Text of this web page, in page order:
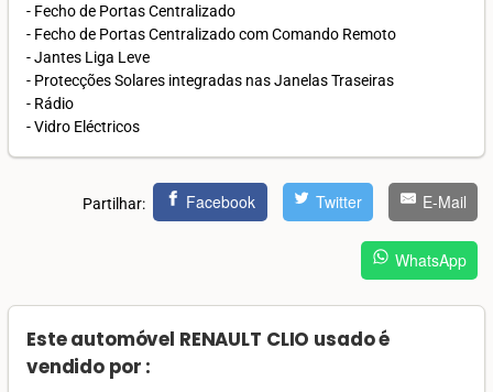
- Fecho de Portas Centralizado
- Fecho de Portas Centralizado com Comando Remoto
- Jantes Liga Leve
- Protecções Solares integradas nas Janelas Traseiras
- Rádio
- Vidro Eléctricos
Partilhar: Facebook Twitter E-Mail
WhatsApp
Este automóvel RENAULT CLIO usado é
vendido por :